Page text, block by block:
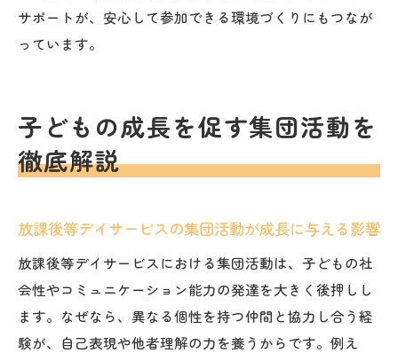
サポートが、安心して参加できる環境づくりにもつなが
っています。
子どもの成長を促す集団活動を
徹底解説
放課後等デイサービスの集団活動が成長に与える影響
放課後等デイサービスにおける集団活動は、子どもの社
会性やコミュニケーション能力の発達を大きく後押しし
ます。なぜなら、異なる個性を持つ仲間と協力し合う経
験が、自己表現や他者理解の力を養うからです。例え